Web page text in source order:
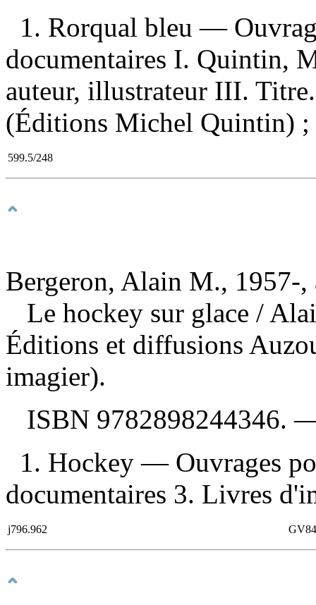
1. Rorqual bleu —
documentaires I. Quintin,
auteur, illustrateur III.
(Éditions Michel Quintin) ;
599.5/248
Bergeron, Alain M., 1957-,
Le hockey sur glace /
Éditions et diffusions
imagier).
ISBN 9782898244346.
1. Hockey — Ouvrages
documentaires 3. Livres
j796.962